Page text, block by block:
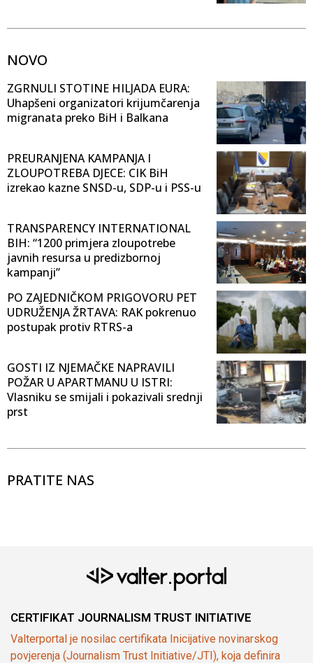
NOVO
ZGRNULI STOTINE HILJADA EURA:
Uhapšeni organizatori krijumčarenja
migranata preko BiH i Balkana
PREURANJENA KAMPANJA I
ZLOUPOTREBA DJECE: CIK BiH
izrekao kazne SNSD-u, SDP-u i PSS-u
TRANSPARENCY INTERNATIONAL
BIH: “1200 primjera zloupotrebe
javnih resursa u predizbornoj
kampanji”
PO ZAJEDNIČKOM PRIGOVORU PET
UDRUŽENJA ŽRTAVA: RAK pokrenuo
postupak protiv RTRS-a
GOSTI IZ NJEMAČKE NAPRAVILI
POŽAR U APARTMANU U ISTRI:
Vlasniku se smijali i pokazivali srednji
prst
PRATITE NAS
CERTIFIKAT JOURNALISM TRUST INITIATIVE
Valterportal je nosilac certifikata Inicijative novinarskog
povjerenja (Journalism Trust Initiative/JTI), koja definira